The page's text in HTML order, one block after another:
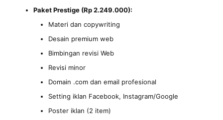
Paket Prestige (Rp 2.249.000):
Materi dan copywriting
Desain premium web
Bimbingan revisi Web
Revisi minor
Domain .com dan email profesional
Setting iklan Facebook, Instagram/Google
Poster iklan (2 item)